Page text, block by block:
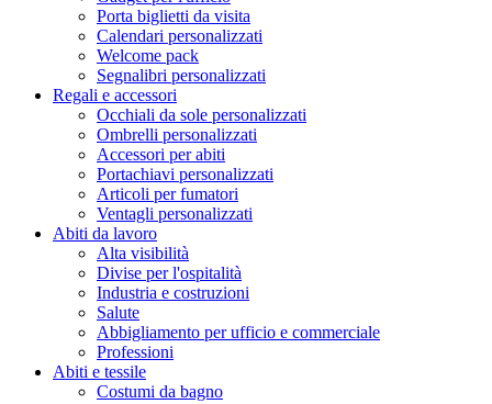
Porta biglietti da visita
Calendari personalizzati
Welcome pack
Segnalibri personalizzati
Regali e accessori
Occhiali da sole personalizzati
Ombrelli personalizzati
Accessori per abiti
Portachiavi personalizzati
Articoli per fumatori
Ventagli personalizzati
Abiti da lavoro
Alta visibilità
Divise per l'ospitalità
Industria e costruzioni
Salute
Abbigliamento per ufficio e commerciale
Professioni
Abiti e tessile
Costumi da bagno